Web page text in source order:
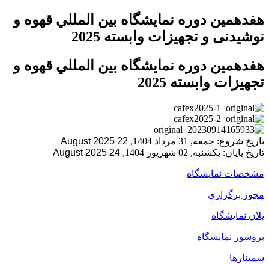
هفدهمين دوره نمايشگاه بين المللي قهوه و
نوشیدنی و تجهيزات وابسته 2025
هفدهمين دوره نمايشگاه بين المللي قهوه و
تجهيزات وابسته 2025
تاریخ شروع: جمعه, 31 مرداد 1404,
22 August 2025
تاریخ پایان: یکشنبه, 02 شهریور 1404, 24 August 2025
مشخصات نمایشگاه
مجوز برگزاری
پلان نمایشگاه
بروشور نمایشگاه
سمینارها